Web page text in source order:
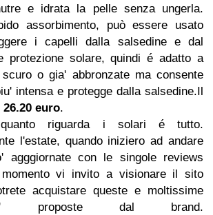
e idrata la pelle senza ungerla.
assorbimento, può essere usato
i capelli dalla salsedine e dal
protezione solare, quindi é adatto a
o gia' abbronzate ma consente
intensa e protegge dalla salsedine.Il
26.20 euro.
quanto riguarda i solari é tutto.
l'estate, quando iniziero ad andare
con le singole reviews
vi invito a visionare il sito
acquistare queste e moltissime
proposte dal brand.